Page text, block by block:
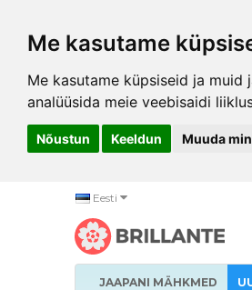
Me kasutame
Me kasutame küpsiseid ja
analüüsida meie veebisaidi
Nõustun Keeldun Muuda
Eesti
JAAPANI MÄHKMED